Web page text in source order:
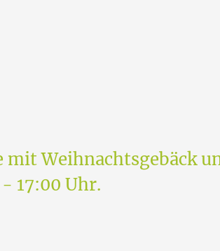
Weihnachtsgebäck
17:00 Uhr.